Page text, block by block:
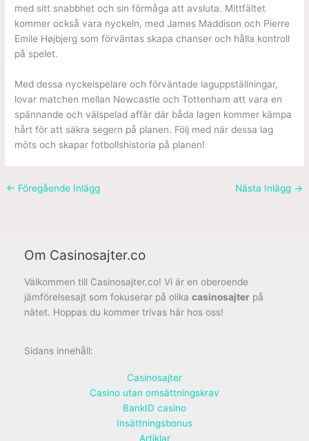
med sitt snabbhet och sin förmåga att avsluta. Mittfältet
kommer också vara nyckeln, med James Maddison och Pierre
Emile Højbjerg som förväntas skapa chanser och hålla kontroll
på spelet.
Med dessa nyckelspelare och förväntade laguppställningar,
lovar matchen mellan Newcastle och Tottenham att vara en
spännande och välspelad affär där båda lagen kommer kämpa
hårt för att säkra segern på planen. Följ med när dessa lag
möts och skapar fotbollshistoria på planen!
← Föregående Inlägg Nästa Inlägg →
Om Casinosajter.co
Välkommen till Casinosajter.co! Vi är en oberoende
jämförelsesajt som fokuserar på olika casinosajter på
nätet. Hoppas du kommer trivas här hos oss!
Sidans innehåll:
Casinosajter
Casino utan omsättningskrav
BankID casino
Insättningsbonus
Artiklar